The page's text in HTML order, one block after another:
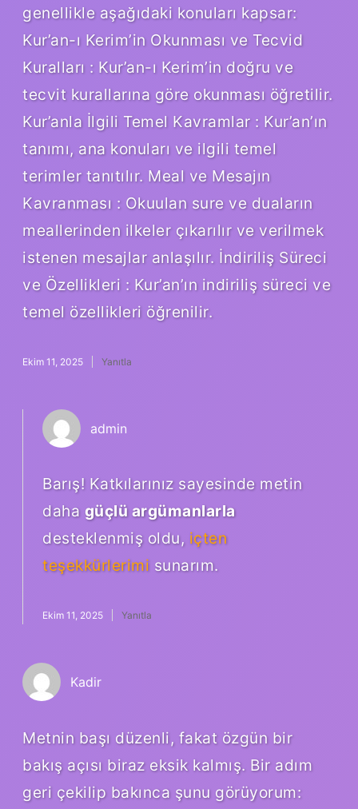
genellikle aşağıdaki konuları kapsar:
Kur’an-ı Kerim’in Okunması ve Tecvid
Kuralları : Kur’an-ı Kerim’in doğru ve
tecvit kurallarına göre okunması öğretilir.
Kur’anla İlgili Temel Kavramlar : Kur’an’ın
tanımı, ana konuları ve ilgili temel
terimler tanıtılır. Meal ve Mesajın
Kavranması : Okuulan sure ve duaların
meallerinden ilkeler çıkarılır ve verilmek
istenen mesajlar anlaşılır. İndiriliş Süreci
ve Özellikleri : Kur’an’ın indiriliş süreci ve
temel özellikleri öğrenilir.
Ekim 11, 2025 Yanıtla
admin
Barış! Katkılarınız sayesinde metin
daha güçlü argümanlarla
desteklenmiş oldu, içten
teşekkürlerimi sunarım.
Ekim 11, 2025 Yanıtla
Kadir
Metnin başı düzenli, fakat özgün bir
bakış açısı biraz eksik kalmış. Bir adım
geri çekilip bakınca şunu görüyorum: